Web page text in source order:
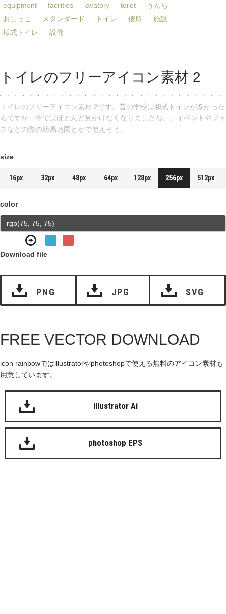
equipment facilities lavatory toilet
うんち
おしっこ
スタンダード トイレ 便所
施設
様式トイレ
設備
トイレのフリーアイコン素材 2
トイレのフリーアイコン素材 2です。昔の学校は和式トイレが多かった
んですが、今ではほとんど見かけなくなりましたね。。イベントやフェ
スなどの際の簡易地図とかで使えそう。
size
16px 32px 48px 64px 128px 256px 512px
color
Download file
PNG JPG SVG
FREE VECTOR DOWNLOAD
icon rainbowではillustratorやphotoshopで使える無料のアイコン素材も
用意しています。
illustrator Ai
photoshop EPS